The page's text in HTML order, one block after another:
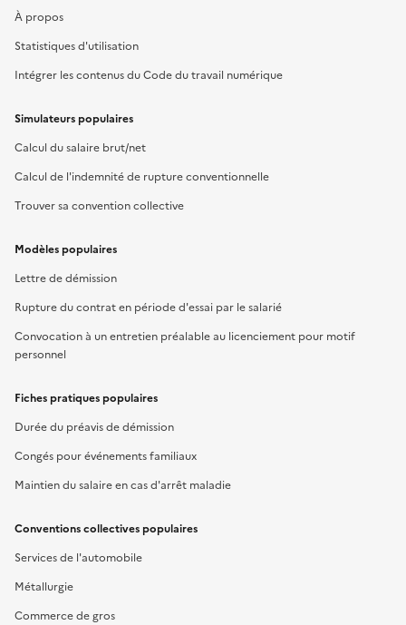
À propos
Statistiques d'utilisation
Intégrer les contenus du Code du travail numérique
Simulateurs populaires
Calcul du salaire brut/net
Calcul de l'indemnité de rupture conventionnelle
Trouver sa convention collective
Modèles populaires
Lettre de démission
Rupture du contrat en période d'essai par le salarié
Convocation à un entretien préalable au licenciement pour motif
personnel
Fiches pratiques populaires
Durée du préavis de démission
Congés pour événements familiaux
Maintien du salaire en cas d'arrêt maladie
Conventions collectives populaires
Services de l'automobile
Métallurgie
Commerce de gros